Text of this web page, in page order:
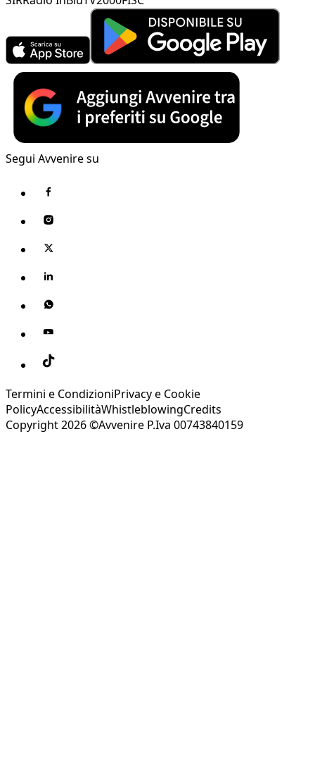
Segui Avvenire su
Termini e CondizioniPrivacy e Cookie
PolicyAccessibilitàWhistleblowingCredits
Copyright 2026 ©Avvenire P.Iva 00743840159